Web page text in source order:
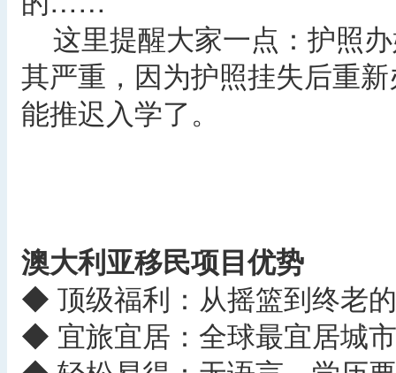
这里提醒大家一点：护照
其严重，因为护照挂失后重
能推迟入学了。
澳大利亚移民项目优势
◆ 顶级福利：从摇篮到终老
◆ 宜旅宜居：全球最宜居城